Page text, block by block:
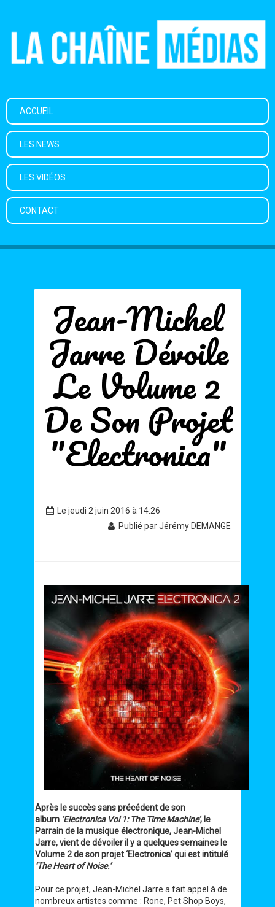
ACCUEIL
LES NEWS
LES VIDÉOS
CONTACT
Jean-Michel
Jarre Dévoile
Le Volume 2
De Son Projet
"Electronica"
Le jeudi 2 juin 2016 à 14:26
Publié par Jérémy DEMANGE
Après le succès sans précédent de son
album ‘Electronica Vol 1: The Time Machine’, le
Parrain de la musique électronique, Jean-Michel
Jarre, vient de dévoiler il y a quelques semaines le
Volume 2 de son projet ‘Electronica’ qui est intitulé
‘The Heart of Noise.’
Pour ce projet, Jean-Michel Jarre a fait appel à de
nombreux artistes comme : Rone, Pet Shop Boys,